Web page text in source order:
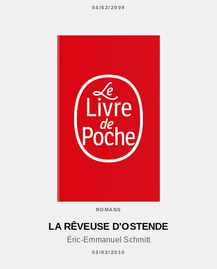
04/02/2009
ROMANS
LA RÊVEUSE D'OSTENDE
Éric-Emmanuel Schmitt
03/02/2010